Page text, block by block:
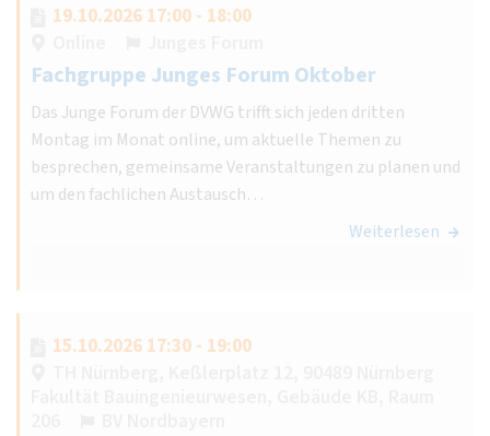
19.10.2026 17:00 - 18:00
Fachgruppe Junges Forum Oktober
Das Junge Forum der DVWG trifft sich jeden dritten
Montag im Monat online, um aktuelle Themen zu
besprechen, gemeinsame Veranstaltungen zu planen und
um den fachlichen Austausch…
Weiterlesen
15.10.2026 17:30 - 19:00